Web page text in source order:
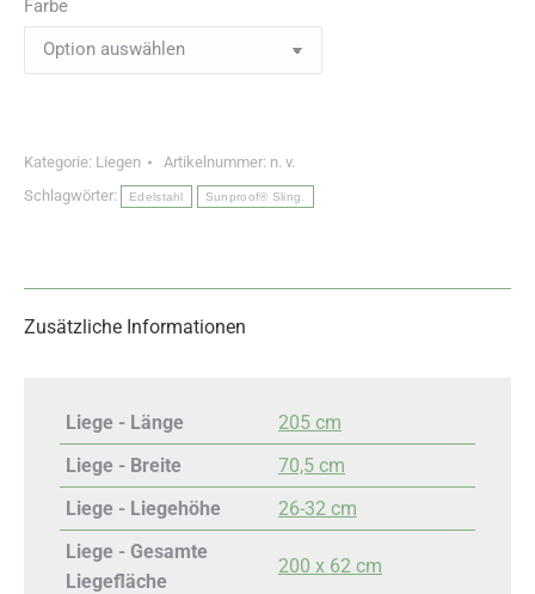
Farbe
Kategorie: Liegen Artikelnummer: n. v.
Schlagwörter:
Edelstahl Sunproof® Sling.
Zusätzliche Informationen
Liege - Länge
205 cm
Liege - Breite
70,5 cm
Liege - Liegehöhe
26-32 cm
Liege - Gesamte
Liegefläche
200 x 62 cm